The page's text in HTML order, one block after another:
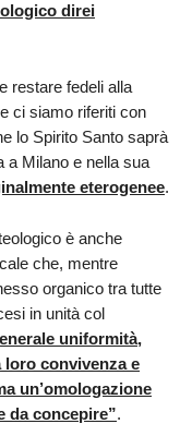
direi
restare fedeli alla
ci siamo riferiti con
lo Spirito Santo saprà
a Milano e nella sua
eterogenee.
è anche
che, mentre
organico tra tutte
in unità col
uniformità,
loro convivenza e
un’omologazione
da concepire”.